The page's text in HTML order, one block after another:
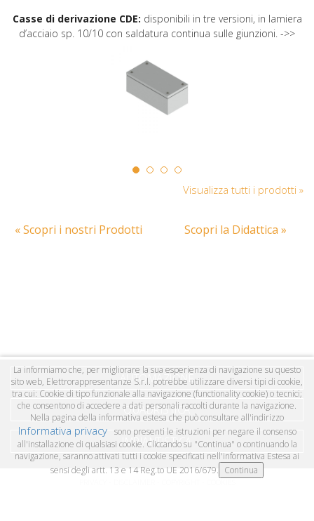
Casse di derivazione CDE: disponibili in tre versioni, in lamiera
d’acciaio sp. 10/10 con saldatura continua sulle giunzioni. ->>
Visualizza tutti i prodotti »
« Scopri i nostri Prodotti Scopri la Didattica »
AUTOMAZIONE
QUADRISTICA
IMPIANTISTICA
La informiamo che, per migliorare la sua esperienza di navigazione su questo
sito web, Elettrorappresentanze S.r.l. potrebbe utilizzare diversi tipi di cookie,
tra cui: Cookie di tipo funzionale alla navigazione (functionality cookie) o tecnici;
che consentono di accedere a dati personali raccolti durante la navigazione.
Nella pagina della informativa estesa che può consultare all'indirizzo
Informativa privacy sono presenti le istruzioni per negare il consenso
all'installazione di qualsiasi cookie. Cliccando su "Continua" o continuando la
navigazione, saranno attivati tutti i cookie specificati nell'informativa Estesa ai
sensi degli artt. 13 e 14 Reg.to UE 2016/679.